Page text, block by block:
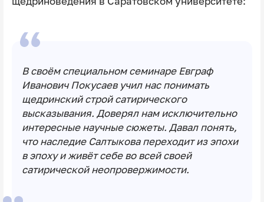
В своём специальном семинаре Евграф
Иванович Покусаев учил нас понимать
щедринский строй сатирического
высказывания. Доверял нам исключительно
интересные научные сюжеты. Давал понять,
что наследие Салтыкова переходит из эпохи
в эпоху и живёт себе во всей своей
сатирической неопровержимости.